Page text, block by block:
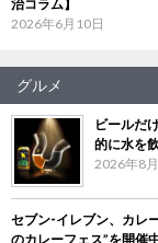
治コラム】
2026年6月10日
グルメ
ビールだ
的に水を
2026年8
セブン‐イレブン、カレ
のカレーフェス”を開催